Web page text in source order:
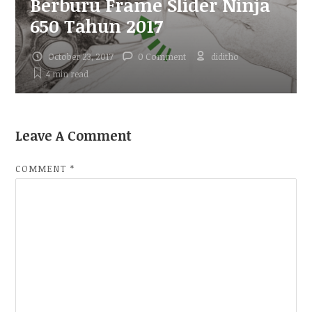
650 Tahun 2017
October 23, 2017 0 Comment
diditho
4 minread
Leave A Comment
COMMENT*